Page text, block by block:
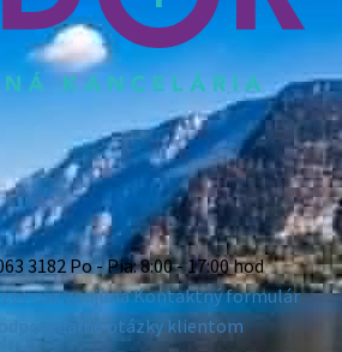
3182Po - Pia: 8:00 - 17:00 hod
nás zaujímaKontaktný formulár
otázky klientom